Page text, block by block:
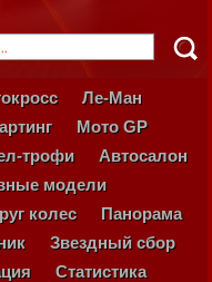
Ле-Ман
Мото GP
трофи
Автосалон
модели
колес
Панорама
Звездный сбор
Статистика